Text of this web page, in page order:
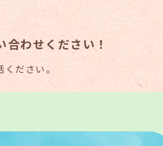
合わせください！
ださい。